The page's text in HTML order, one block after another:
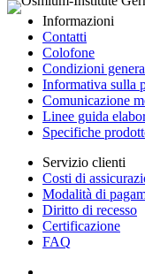
Informazioni
Contatti
Colofone
Condizioni
Informativa sulla
Comunicazione
Linee guida
Specifiche
Servizio clienti
Costi di
Modalità di
Diritto di recesso
Certificazione
FAQ